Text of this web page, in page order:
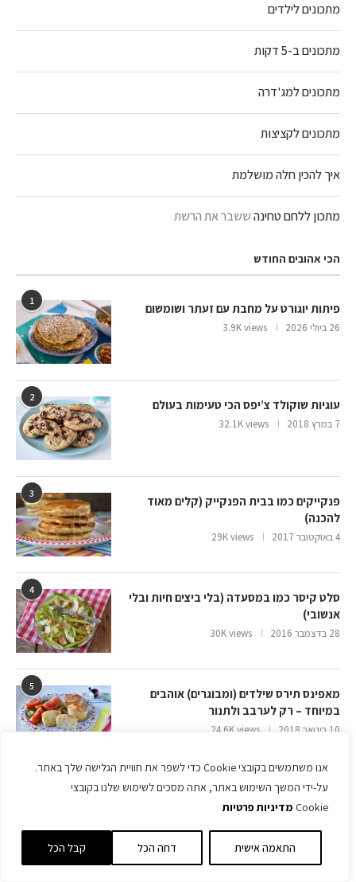
אנו משתמשים בקובצי Cookie כדי לשפר את חוויית הגלישה שלך באתר.
על-ידי המשך השימוש באתר, אתה מסכים לשימוש שלנו בקובצי
Cookie מדיניות פרטיות
התאמה אישית דחה הכל קבל הכל
מתכונים לילדים
מתכונים ב-5 דקות
מתכונים למג'דרה
מתכונים לקציצות
איך להכין חלה מושלמת
מתכון ללחם טחינהששבר את הרשת
הכי אהובים החודש
1
פיתות יוגורט על מחבת עם זעתר ושומשום
26 ביולי 2026 3.9K views
2
עוגיות שוקולד צ’יפס הכי טעימות בעולם
7 במרץ 2018 32.1K views
3
פנקייקים כמו בבית הפנקייק (קלים מאוד
להכנה)
4 באוקטובר 2017 29K views
4
סלט קיסר כמו במסעדה (בלי ביצים חיות ובלי
אנשובי)
28 בדצמבר 2016 30K views
5
מאפינס תירס שילדים (ומבוגרים) אוהבים
במיוחד – רק לערבב ולתנור
10 בינואר 2018 24.6K views
אתרים ובלוגים שאתם חייבים להכיר
צוציקים